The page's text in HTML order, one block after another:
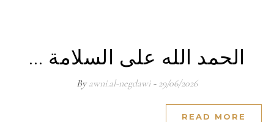
الحمد الله على السلامة …
29/06/2026
- By
awni.al-negdawi
READ MORE